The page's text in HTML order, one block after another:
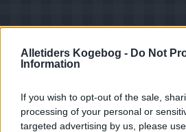
Alletiders Kogebog - Do Not
Information
If you wish to opt-out of the sale,
processing of your personal or
targeted advertising by us, please